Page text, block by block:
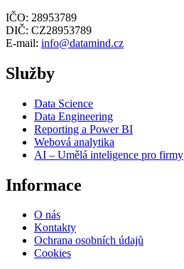
IČO: 28953789
DIČ: CZ28953789
E-mail: info@datamind.cz
Služby
Data Science
Data Engineering
Reporting a Power BI
Webová analytika
AI – Umělá inteligence pro firmy
Informace
O nás
Kontakty
Ochrana osobních údajů
Cookies